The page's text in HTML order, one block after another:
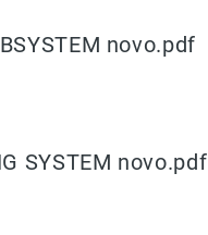
novo.pdf
SYSTEM novo.pdf